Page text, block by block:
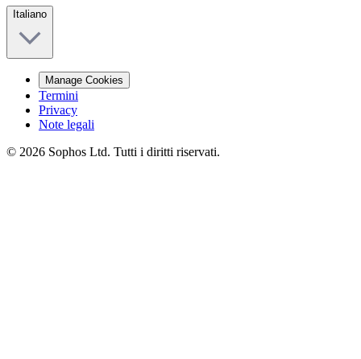
Italiano
Manage Cookies
Termini
Privacy
Note legali
© 2026 Sophos Ltd. Tutti i diritti riservati.